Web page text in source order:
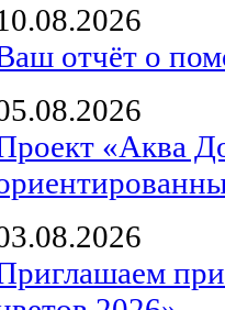
отчёт о
«Аква